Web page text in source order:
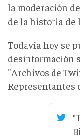
la moderación
de la historia de
Todavía hoy se
desinformación
"Archivos de
Representantes